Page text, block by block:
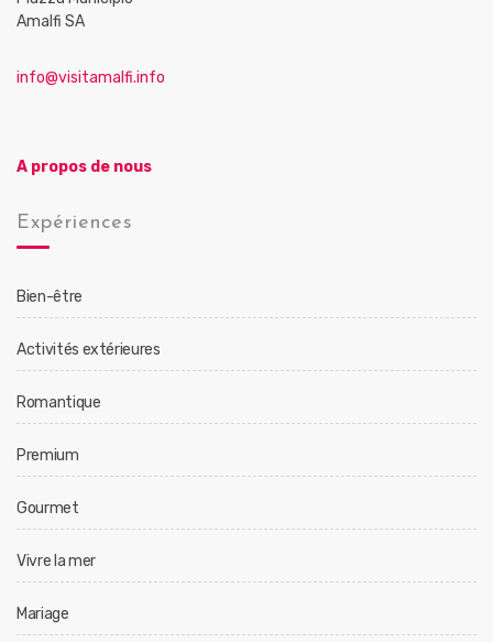
Amalfi SA
info@visitamalfi.info
A propos de nous
Expériences
Bien-être
Activités extérieures
Romantique
Premium
Gourmet
Vivre la mer
Mariage